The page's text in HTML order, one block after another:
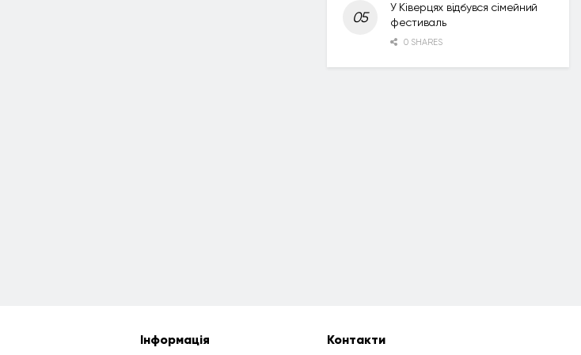
У Ківерцях відбувся сімейний
фестиваль
0 SHARES
Інформація Контакти